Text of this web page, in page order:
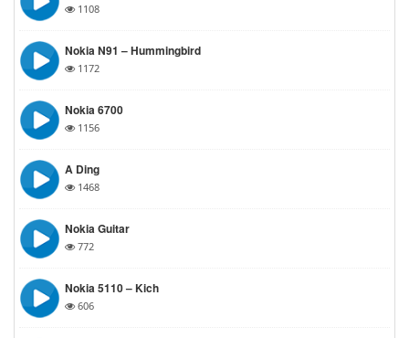
1108
Nokia N91 – Hummingbird
1172
Nokia 6700
1156
A Ding
1468
Nokia Guitar
772
Nokia 5110 – Kich
606